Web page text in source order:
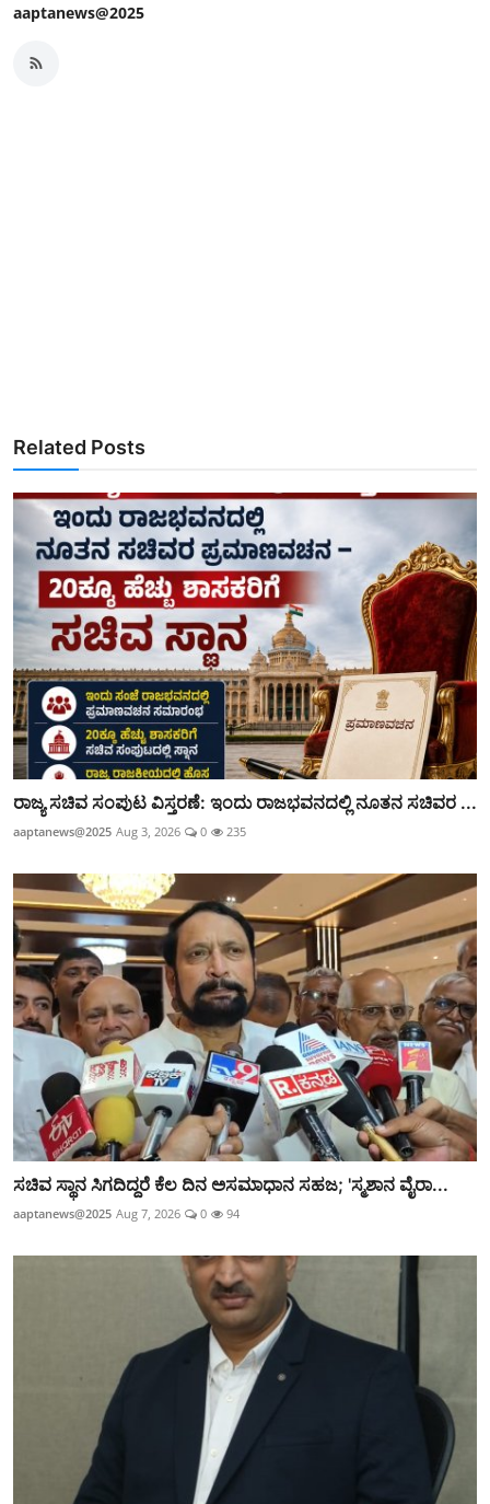
aaptanews@2025
Related Posts
ರಾಜ್ಯ ಸಚಿವ ಸಂಪುಟ ವಿಸ್ತರಣೆ: ಇಂದು ರಾಜಭವನದಲ್ಲಿ ನೂತನ ಸಚಿವರ ...
aaptanews@2025 Aug 3, 2026 0 235
ಸಚಿವ ಸ್ಥಾನ ಸಿಗದಿದ್ದರೆ ಕೆಲ ದಿನ ಅಸಮಾಧಾನ ಸಹಜ; 'ಸ್ಮಶಾನ ವೈರಾ...
aaptanews@2025 Aug 7, 2026 0 94